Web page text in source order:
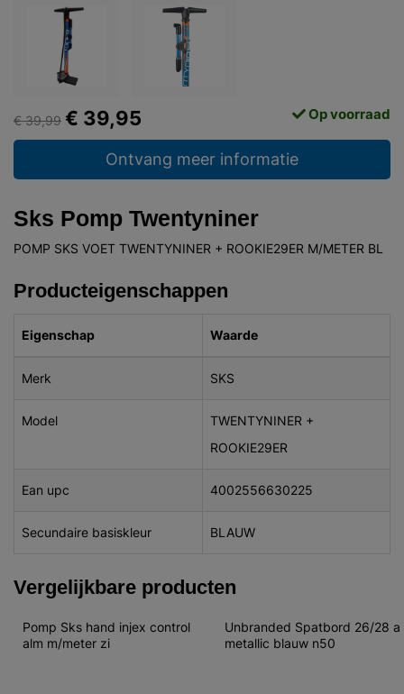
€ 39,99 € 39,95 Op voorraad
Ontvang meer informatie
Sks Pomp Twentyniner
POMP SKS VOET TWENTYNINER + ROOKIE29ER M/METER BL
Producteigenschappen
Eigenschap Waarde
Merk SKS
Model
TWENTYNINER +
ROOKIE29ER
Ean upc 4002556630225
Secundaire basiskleur BLAUW
Vergelijkbare producten
Pomp Sks hand injex control
alm m/meter zi
Unbranded Spatbord 26/28 a
metallic blauw n50